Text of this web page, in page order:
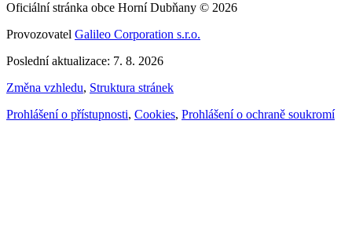
Oficiální stránka obce Horní Dubňany © 2026
Provozovatel Galileo Corporation s.r.o.
Poslední aktualizace: 7. 8. 2026
Změna vzhledu, Struktura stránek
Prohlášení o přístupnosti, Cookies, Prohlášení o ochraně soukromí